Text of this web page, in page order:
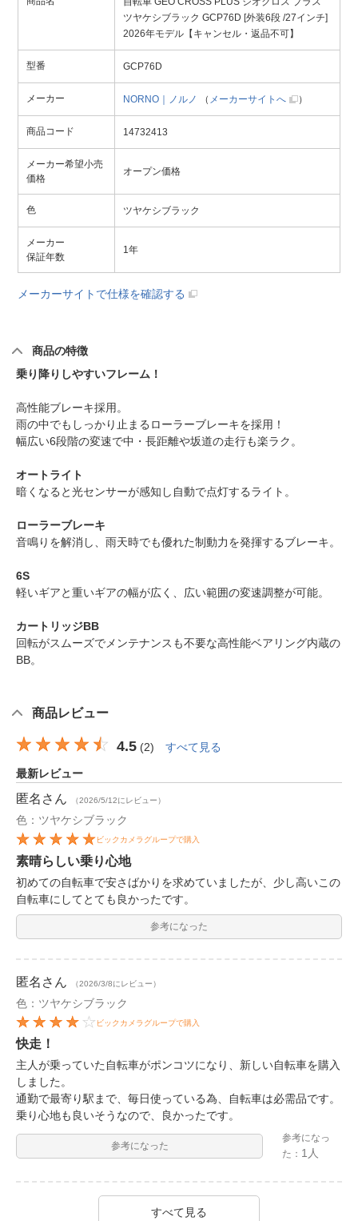
ツヤケシブラック GCP76D [外装6段 /27インチ]
2026年モデル【キャンセル・返品不可】
型番 GCP76D
メーカー NORNO｜ノルノ （ メーカーサイトへ ）
商品コード 14732413
メーカー希望小売
価格
オープン価格
色 ツヤケシブラック
メーカー
保証年数
1年
メーカーサイトで仕様を確認する
商品の特徴
乗り降りしやすいフレーム！
高性能ブレーキ採用。
雨の中でもしっかり止まるローラーブレーキを採用！
幅広い6段階の変速で中・長距離や坂道の走行も楽ラク。
オートライト
暗くなると光センサーが感知し自動で点灯するライト。
ローラーブレーキ
音鳴りを解消し、雨天時でも優れた制動力を発揮するブレーキ。
6S
軽いギアと重いギアの幅が広く、広い範囲の変速調整が可能。
カートリッジBB
回転がスムーズでメンテナンスも不要な高性能ベアリング内蔵の
BB。
商品レビュー
4.5 (2) すべて見る
最新レビュー
匿名 さん （2026/5/12にレビュー）
色：ツヤケシブラック
ビックカメラグループで購入
素晴らしい乗り心地
初めての自転車で安さばかりを求めていましたが、少し高いこの
自転車にしてとても良かったです。
参考になった
匿名 さん （2026/3/8にレビュー）
色：ツヤケシブラック
ビックカメラグループで購入
快走！
主人が乗っていた自転車がポンコツになり、新しい自転車を購入
しました。
通勤で最寄り駅まで、毎日使っている為、自転車は必需品です。
乗り心地も良いそうなので、良かったです。
参考になった
参考になっ
た： 1人
すべて見る